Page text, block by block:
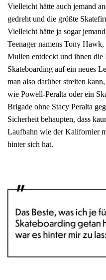
Vielleicht hätte auch jemand
gedreht und die größte
Vielleicht hätte ja sogar
Teenager namens Tony
Mullen entdeckt und ihnen die
Skateboarding auf ein neues
man also darüber streiten
wie Powell-Peralta oder ein
Brigade ohne Stacy Peralta
Sicherheit behaupten, dass
Laufbahn wie der Kalifornier
hinter sich hat.